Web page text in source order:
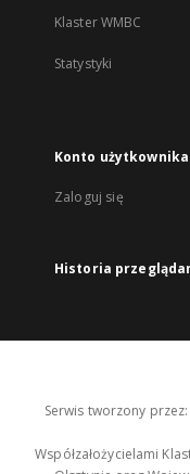
Klaster WMBC
Statystyki
Konto użytkownika
Zaloguj się
Historia
Serwis tworzony
Współzałożycielami